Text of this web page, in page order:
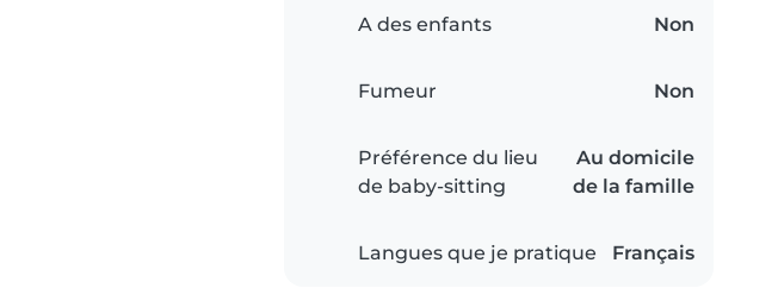
A des enfants Non
Fumeur Non
Préférence du lieu
de baby-sitting
Au domicile
de la famille
Langues que je pratique Français